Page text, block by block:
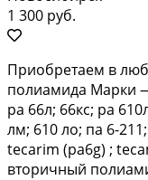
1 300 руб.
Приобретаем в
полиамида Марки
pa 66л; 66кс; pa
лм; 610 ло; па 6-
tecarim (pa6g) ;
вторичный